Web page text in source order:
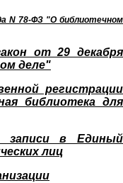
N 78-ФЗ "О библиотечном
от 29 декабря
деле"
регистрации
библиотека для
записи в Единый
лиц